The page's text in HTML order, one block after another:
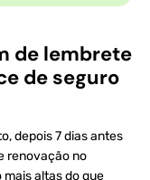
de lembrete
de seguro
depois 7 dias antes
renovação no
altas do que